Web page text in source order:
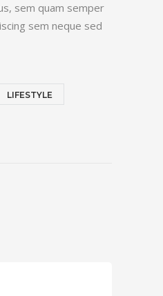
sem quam semper
sem neque sed
LIFESTYLE